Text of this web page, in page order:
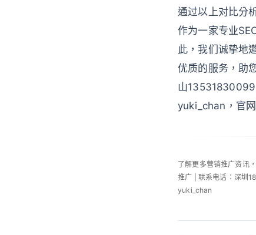
通过以上对比分
作为一家专业
此，我们诚挚地
优质的服务，助
山
yuki_chan，官
了解更多营销推广资讯
推广 | 联系电话：深圳
yuki_chan